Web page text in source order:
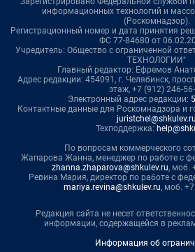
информационных технологий и
(Роскомнадзор).
Регистрационный номер и дата принятия
ФС 77-84680 от
Учредитель: Общество с ограниченной
ТЕХНОЛОГИИ"
Главный редактор: Ефремов
Адрес редакции: 454091, г. Челябинск,
этаж, +7 (912) 246-
Электронный адрес редакции:
Контактные данные для Роскомнадзора и
juristchel@shkulev.ru
Техподдержка:
По вопросам коммерческого
Жапарова Жанна, менеджер по работе с
zhanna.zhaparova@shkulev.ru, моб.
Ревина Мария, директор по работе с
mariya.revina@shkulev.ru, моб.
Редакция сайта не несет
информации, содержащейся в
Информация об